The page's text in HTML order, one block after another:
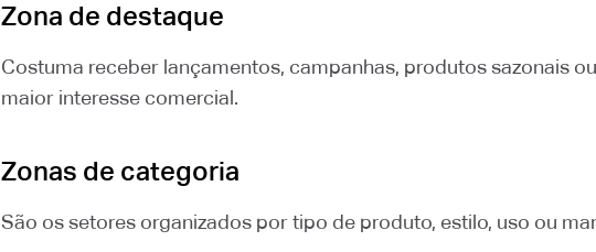
Zona de destaque
Costuma receber lançamentos, campanhas, produtos sazonais
maior interesse comercial.
Zonas de categoria
São os setores organizados por tipo de produto, estilo, uso ou